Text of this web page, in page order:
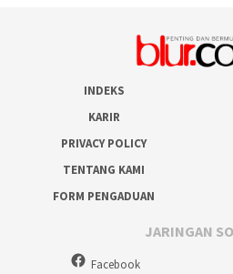
INDEKS
KARIR
PRIVACY POLICY
TENTANG KAMI
FORM PENGADUAN
JARINGAN
Facebook